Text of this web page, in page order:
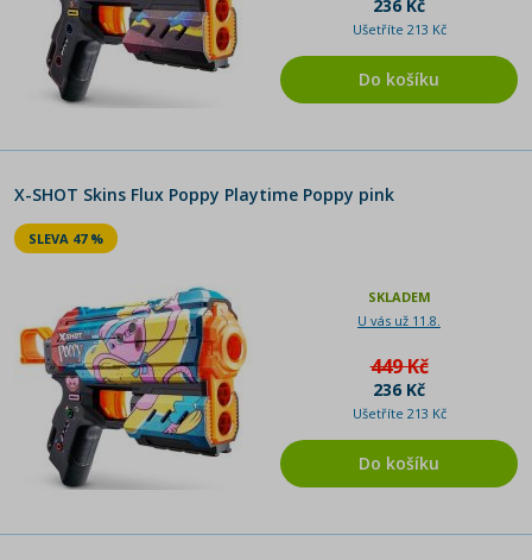
236 Kč
Ušetříte 213 Kč
Do košíku
X-SHOT Skins Flux Poppy Playtime Poppy pink
SLEVA 47 %
SKLADEM
U vás už 11.8.
449 Kč
236 Kč
Ušetříte 213 Kč
Do košíku